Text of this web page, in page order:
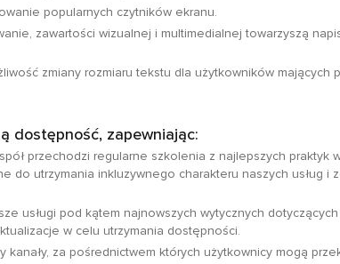
popularnych czytników ekranu.
zawartości wizualnej i multimedialnej towarzyszą
zmiany rozmiaru tekstu dla użytkowników mających
dostępność, zapewniając:
przechodzi regularne szkolenia z najlepszych praktyk
do utrzymania inkluzywnego charakteru naszych usług i
usługi pod kątem najnowszych wytycznych
w celu utrzymania dostępności.
kanały, za pośrednictwem których użytkownicy mogą